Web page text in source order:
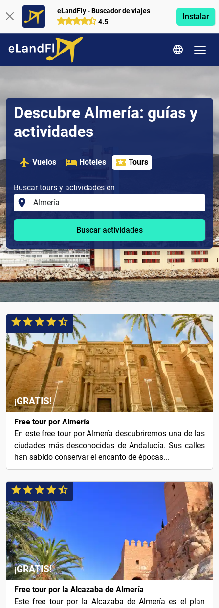
eLandFly - Buscador de viajes
4.5
Instalar
Descubre Almería: guías y
actividades
Vuelos Hoteles Tours
Buscar tours y actividades en
Buscar actividades
¡GRATIS!
Free tour por Almería
En este free tour por Almería descubriremos una de las
ciudades más desconocidas de Andalucía. Sus calles
han sabido conservar el encanto de épocas...
¡GRATIS!
Free tour por la Alcazaba de Almería
Este free tour por la Alcazaba de Almería es el plan